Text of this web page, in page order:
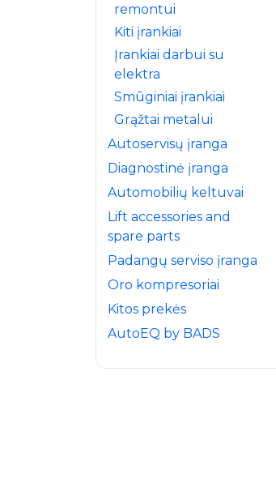
remontui
Kiti įrankiai
Įrankiai darbui su
elektra
Smūginiai įrankiai
Grąžtai metalui
Autoservisų įranga
Diagnostinė įranga
Automobilių keltuvai
Lift accessories and
spare parts
Padangų serviso įranga
Oro kompresoriai
Kitos prekės
AutoEQ by BADS